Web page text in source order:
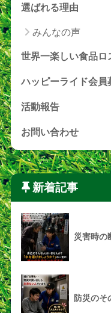
選ばれる理由
みんなの声
世界一楽しい食品ロ
ハッピーライド会員
活動報告
お問い合わせ
新着記事
災害時の
防災のそ